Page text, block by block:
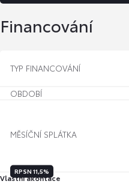
Financování
TYP FINANCOVÁNÍ
OBDOBÍ
RPSN11,5%
MĚSÍČNÍ SPLÁTKA
Vlastní akontace